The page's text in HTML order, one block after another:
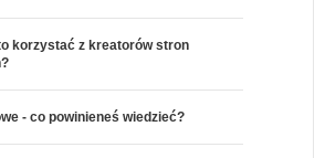
korzystać z kreatorów stron
- co powinieneś wiedzieć?